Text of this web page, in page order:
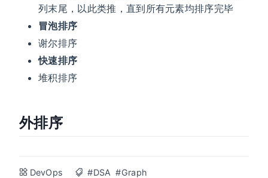
列末尾，以此类推，直到所有元素均排序完毕
冒泡排序
谢尔排序
快速排序
堆积排序
外排序
DevOps #DSA #Graph